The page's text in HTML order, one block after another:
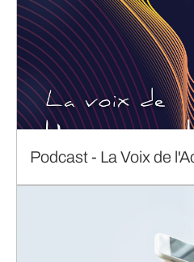
Podcast - La Voix de